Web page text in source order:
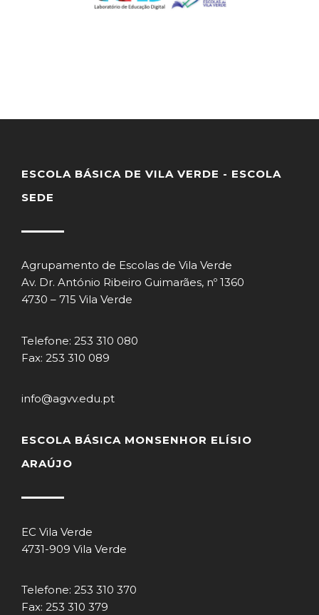
ESCOLA BÁSICA DE VILA VERDE - ESCOLA
SEDE
Agrupamento de Escolas de Vila Verde
Av. Dr. António Ribeiro Guimarães, nº 1360
4730 – 715 Vila Verde
Telefone: 253 310 080
Fax: 253 310 089
info@agvv.edu.pt
ESCOLA BÁSICA MONSENHOR ELÍSIO
ARAÚJO
EC Vila Verde
4731-909 Vila Verde
Telefone: 253 310 370
Fax: 253 310 379